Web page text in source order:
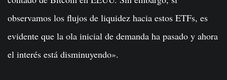
observamos los flujos de liquidez hacia estos ETFs, es
evidente que la ola inicial de demanda ha pasado y ahora
el interés está disminuyendo».